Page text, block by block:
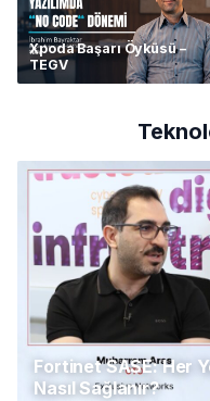
Xpoda Başarı Öyküsü –
TEGV
Fortinet SASE: Her
Nasıl Sağlanır?